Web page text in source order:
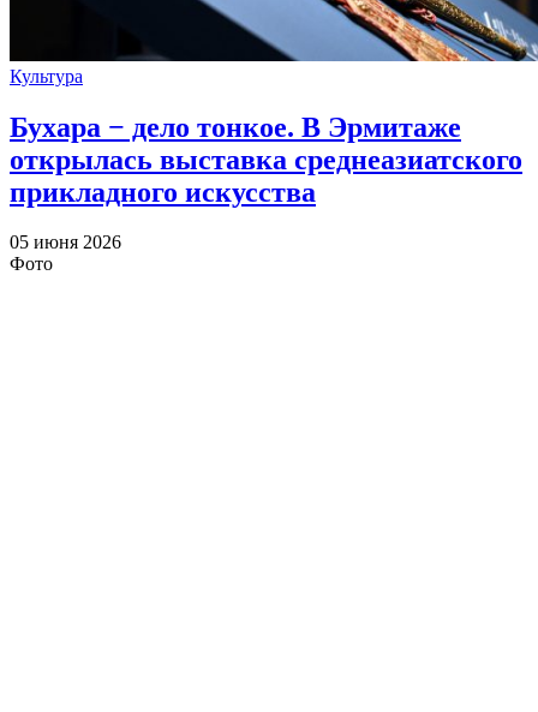
Культура
Бухара − дело тонкое. В Эрмитаже
открылась выставка среднеазиатского
прикладного искусства
05 июня 2026
Фото